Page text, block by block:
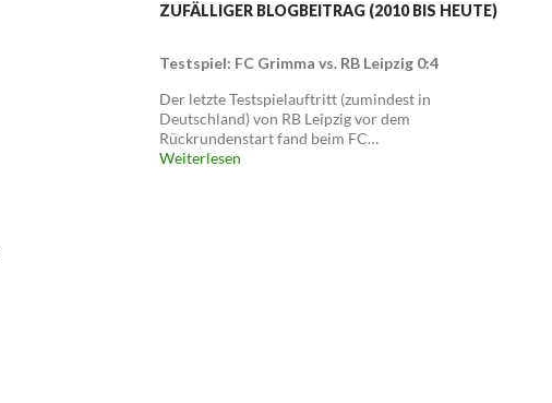
ZUFÄLLIGER BLOGBEITRAG (2010 BIS HEUTE)
Testspiel: FC Grimma vs. RB Leipzig 0:4
Der letzte Testspielauftritt (zumindest in
Deutschland) von RB Leipzig vor dem
Rückrundenstart fand beim FC…
Weiterlesen